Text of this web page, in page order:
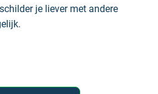
je liever met andere